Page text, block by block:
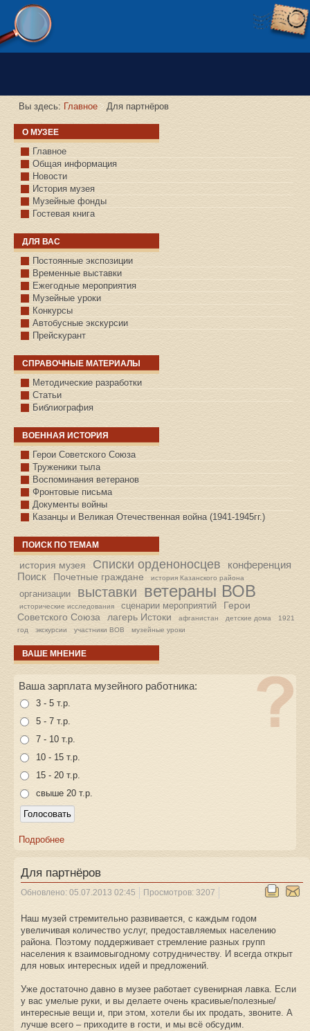
Версия сайта для слабовидящих
Вы здесь: Главное Для партнёров
О МУЗЕЕ
Главное
Общая информация
Новости
История музея
Музейные фонды
Гостевая книга
ДЛЯ ВАС
Постоянные экспозиции
Временные выставки
Ежегодные мероприятия
Музейные уроки
Конкурсы
Автобусные экскурсии
Прейскурант
СПРАВОЧНЫЕ МАТЕРИАЛЫ
Методические разработки
Статьи
Библиография
ВОЕННАЯ ИСТОРИЯ
С.КАЗАНСКОЕ
Герои Советского Союза
Труженики тыла
Воспоминания ветеранов
Фронтовые письма
Документы войны
Казанцы и Великая Отечественная война (1941-1945гг.)
ПОИСК ПО ТЕМАМ
история музея Списки орденоносцев
конференция
Поиск
Почетные граждане история Казанского района
организации выставки ветераны ВОВ
исторические исследования сценарии мероприятий
Герои
Советского Союза
лагерь Истоки афганистан детские дома
1921
год
экскурсии участники ВОВ музейные уроки
ВАШЕ МНЕНИЕ
Ваша зарплата музейного работника:
3 - 5 т.р.
5 - 7 т.р.
7 - 10 т.р.
10 - 15 т.р.
15 - 20 т.р.
свыше 20 т.р.
Подробнее
Для партнёров
Обновлено: 05.07.2013 02:45 Просмотров: 3207
Наш музей стремительно развивается, с каждым годом
увеличивая количество услуг, предоставляемых населению
района. Поэтому поддерживает стремление разных групп
населения к взаимовыгодному сотрудничеству. И всегда открыт
для новых интересных идей и предложений.
Уже достаточно давно в музее работает сувенирная лавка. Если
у вас умелые руки, и вы делаете очень красивые/полезные/
интересные вещи и, при этом, хотели бы их продать, звоните. А
лучше всего – приходите в гости, и мы всё обсудим.